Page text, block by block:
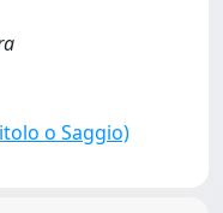
o Saggio)